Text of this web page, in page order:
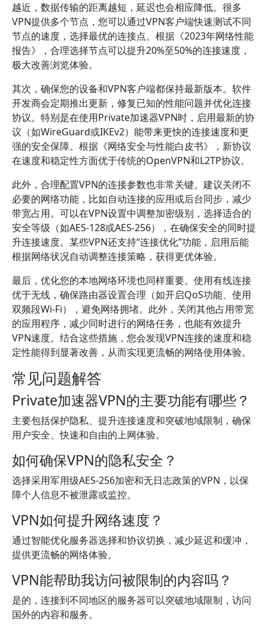
越近，数据传输的距离越短，延迟也会相应降低。很多
VPN提供多个节点，您可以通过VPN客户端快速测试不同
节点的速度，选择最优的连接点。根据《2023年网络性能
报告》，合理选择节点可以提升20%至50%的连接速度，
极大改善浏览体验。
其次，确保您的设备和VPN客户端都保持最新版本。软件
开发商会定期推出更新，修复已知的性能问题并优化连接
协议。特别是在使用Private加速器VPN时，启用最新的协
议（如WireGuard或IKEv2）能带来更快的连接速度和更
强的安全保障。根据《网络安全与性能白皮书》，新协议
在速度和稳定性方面优于传统的OpenVPN和L2TP协议。
此外，合理配置VPN的连接参数也非常关键。建议关闭不
必要的网络功能，比如自动连接的应用或后台同步，减少
带宽占用。可以在VPN设置中调整加密级别，选择适合的
安全等级（如AES-128或AES-256），在确保安全的同时提
升连接速度。某些VPN还支持“连接优化”功能，启用后能
根据网络状况自动调整连接策略，获得更优体验。
最后，优化您的本地网络环境也同样重要。使用有线连接
优于无线，确保路由器设置合理（如开启QoS功能、使用
双频段Wi-Fi），避免网络拥堵。此外，关闭其他占用带宽
的应用程序，减少同时进行的网络任务，也能有效提升
VPN速度。结合这些措施，您会发现VPN连接的速度和稳
定性能得到显著改善，从而实现更流畅的网络使用体验。
常见问题解答
Private加速器VPN的主要功能有哪些？
主要包括保护隐私、提升连接速度和突破地域限制，确保
用户安全、快速和自由的上网体验。
如何确保VPN的隐私安全？
选择采用军用级AES-256加密和无日志政策的VPN，以保
障个人信息不被泄露或监控。
VPN如何提升网络速度？
通过智能优化服务器选择和协议切换，减少延迟和缓冲，
提供更流畅的网络体验。
VPN能帮助我访问被限制的内容吗？
是的，连接到不同地区的服务器可以突破地域限制，访问
国外的内容和服务。